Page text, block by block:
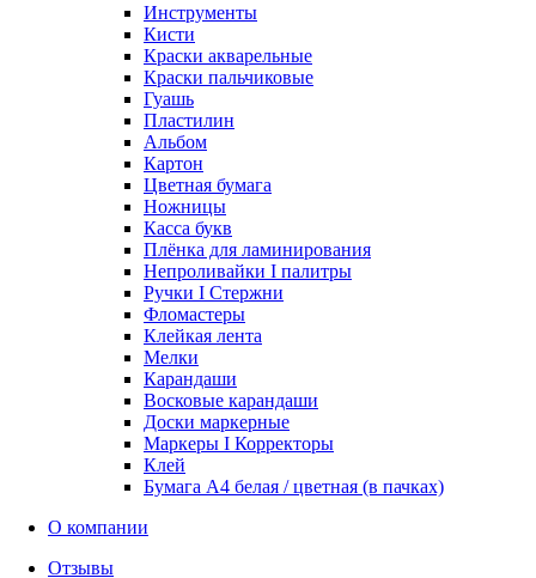
Инструменты
Кисти
Краски акварельные
Краски пальчиковые
Гуашь
Пластилин
Альбом
Картон
Цветная бумага
Ножницы
Касса букв
Плёнка для ламинирования
Непроливайки I палитры
Ручки I Стержни
Фломастеры
Клейкая лента
Мелки
Карандаши
Восковые карандаши
Доски маркерные
Маркеры I Корректоры
Клей
Бумага А4 белая / цветная (в пачках)
О компании
Отзывы